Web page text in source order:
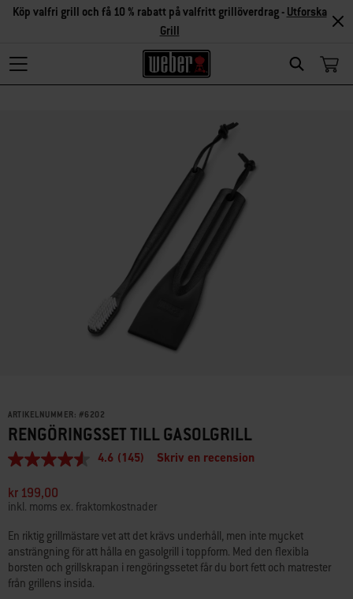
Search
Köp valfri grill och få 10 % rabatt på valfritt grillöverdrag - Utforska
Grill
ARTIKELNUMMER: #6202
RENGÖRINGSSET TILL GASOLGRILL
4.6
5
stjärnor,
genomsnittligt
betyg.
Read
145
Reviews.
Länk
till
4.6 (145) Skriv en recension
kr 199,00
inkl. moms ex. fraktomkostnader
En riktig grillmästare vet att det krävs underhåll, men inte mycket
ansträngning för att hålla en gasolgrill i toppform. Med den flexibla
borsten och grillskrapan i rengöringssetet får du bort fett och matrester
från grillens insida.